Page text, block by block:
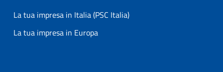
La tua impresa in Italia (PSC Italia)
La tua impresa in Europa